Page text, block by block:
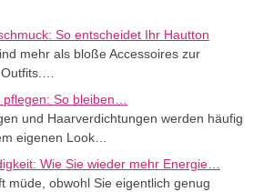
So entscheidet Ihr Hautton
mehr als bloße Accessoires zur
So bleiben…
und Haarverdichtungen werden häufig
eigenen Look…
Wie Sie wieder mehr Energie…
müde, obwohl Sie eigentlich genug